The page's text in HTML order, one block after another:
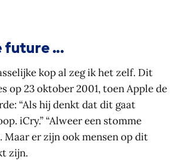
future ...
kop al zeg ik het zelf. Dit
op 23 oktober 2001, toen Apple de
“Als hij denkt dat dit gaat
iCry.” “Alweer een stomme
Maar er zijn ook mensen op dit
zijn.